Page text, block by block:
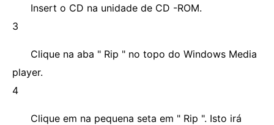
Insert o CD na unidade de CD -ROM.
3
Clique na aba " Rip " no topo do Windows Media
player.
4
Clique em na pequena seta em " Rip ". Isto irá